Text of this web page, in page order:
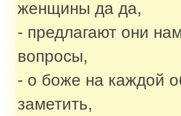
женщины да да,
- предлагают они
вопросы,
- о боже на каждой
заметить,